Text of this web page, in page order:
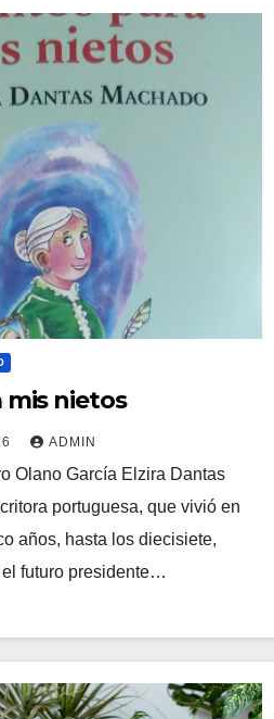
mis nietos
ADMIN
Olano García Elzira Dantas
portuguesa, que vivió en
años, hasta los diecisiete,
futuro presidente…